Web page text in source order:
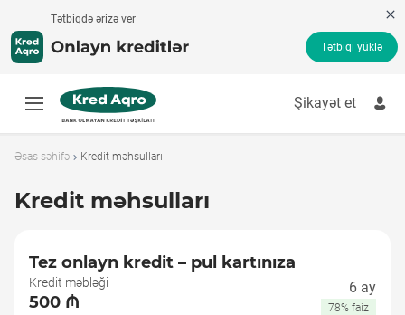
Tətbiqdə ərizə ver
Tətbiqi yüklə
Tez kredit
Onlayn kredit
Kredit ödənişi
İşsizlərə kredit
Kredit məhsulları
Şikayət et
Şikayət et
Əsas səhifə Kredit məhsulları
Kredit məhsulları
Tez onlayn kredit – pul kartınıza
Tez onlayn kredit – pul kartınıza
Kredit məbləği
500 ₼
6 ay
78% faiz